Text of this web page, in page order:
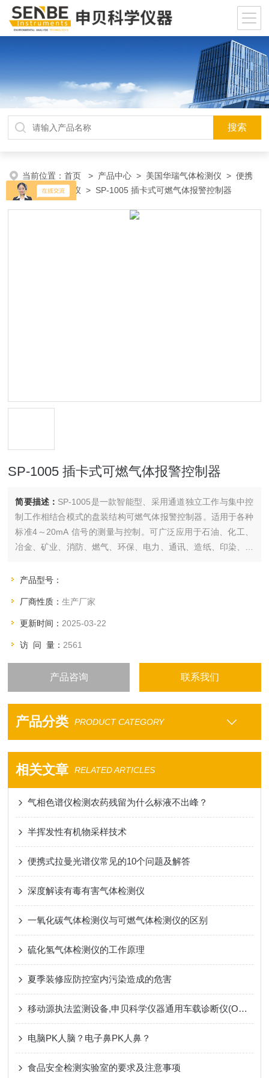
当前位置：首页 > 产品中心 > 美国华瑞气体检测仪 >便携
式硫化氢检测仪 > SP-1005 插卡式可燃气体报警控制器
SP-1005 插卡式可燃气体报警控制器
简要描述： SP-1005是一款智能型、采用通道独立工作与集中控
制工作相结合模式的盘装结构可燃气体报警控制器。适用于各种
标准4～20mA 信号的测量与控制。可广泛应用于石油、化工、
冶金、矿业、消防、燃气、环保、电力、通讯、造纸、印染、粮
域。
产品型号：
厂商性质：生产厂家
更新时间： 2025-03-22
访 问 量： 2561
产品咨询 联系我们
产品分类 PRODUCT CATEGORY
相关文章 RELATED ARTICLES
气相色谱仪检测农药残留为什么标液不出峰？
半挥发性有机物采样技术
便携式拉曼光谱仪常见的10个问题及解答
深度解读有毒有害气体检测仪
一氧化碳气体检测仪与可燃气体检测仪的区别
硫化氢气体检测仪的工作原理
夏季装修应防控室内污染造成的危害
移动源执法监测设备,申贝科学仪器通用车载诊断仪(OBD)NHOBD-3A
电脑PK人脑？电子鼻PK人鼻？
食品安全检测实验室的要求及注意事项